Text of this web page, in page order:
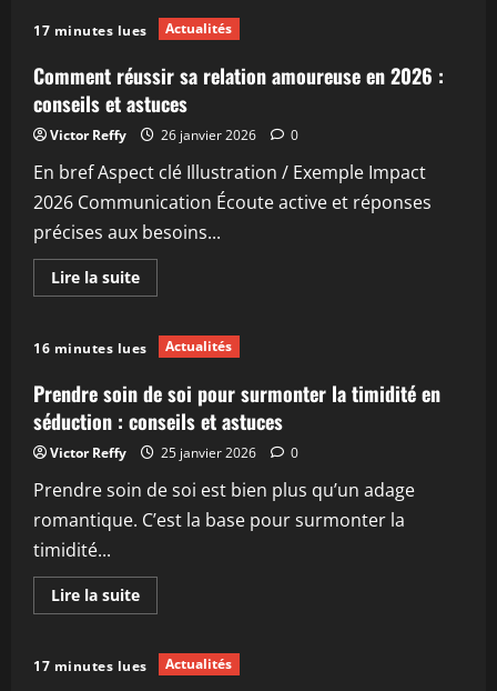
mettre
bricolage
:
les
bonnes
résolutions
à
adopter
en
2026
17 minutes lues Actualités
Comment réussir sa relation amoureuse en 2026 :
conseils et astuces
Victor Reffy 26 janvier 2026 0
En bref Aspect clé Illustration / Exemple Impact
2026 Communication Écoute active et réponses
précises aux besoins...
Lire la suiteEn
savoir
Comment
réussir
relation
amoureuse
en
2026
:
conseils
astuces
16 minutes lues Actualités
Prendre soin de soi pour surmonter la timidité en
séduction : conseils et astuces
Victor Reffy 25 janvier 2026 0
Prendre soin de soi est bien plus qu’un adage
romantique. C’est la base pour surmonter la
timidité...
Lire la suiteEn
savoir
Prendre
soin
17 minutes lues Actualités